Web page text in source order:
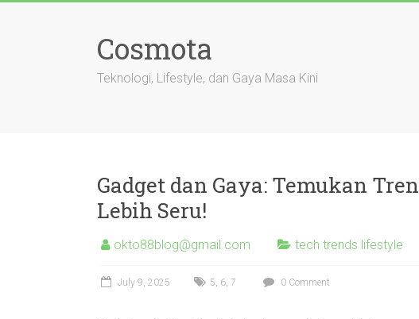
Cosmota
Teknologi, Lifestyle, dan Gaya Masa Kini
Gadget dan Gaya: Temukan
Lebih Seru!
okto88blog@gmail.com tech trends lifestyle
July 9, 2025 5, 6, 7 0 Comment